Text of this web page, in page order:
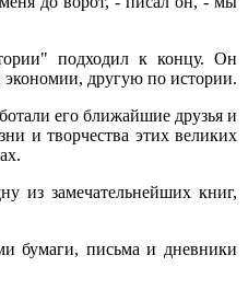
подходил к концу. Он
экономии, другую по истории.
его ближайшие друзья и
и творчества этих великих
из замечательнейших книг,
бумаги, письма и дневники